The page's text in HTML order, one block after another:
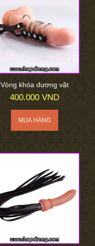
Vòng khóa dương vật
400.000 VND